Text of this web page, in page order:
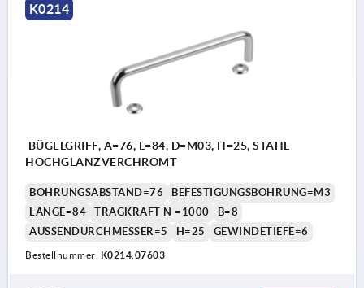
K0214
BÜGELGRIFF, A=76, L=84, D=M03, H=25, STAHL
HOCHGLANZVERCHROMT
BOHRUNGSABSTAND=76
BEFESTIGUNGSBOHRUNG=M3
LÄNGE=84
TRAGKRAFT N =1000
B=8
AUSSENDURCHMESSER=5
H=25 GEWINDETIEFE=6
Bestellnummer: K0214.07603